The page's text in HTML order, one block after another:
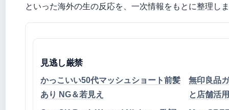
といった海外の生の反応を、一次情報をもとに整理し
見逃し厳禁
かっこいい50代マッシュショート前髪
あり NG＆若見え
無印良品
と店舗活